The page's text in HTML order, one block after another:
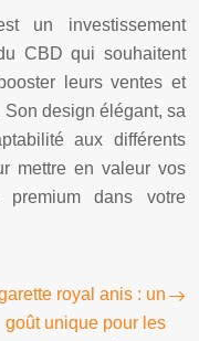
un investissement
CBD qui souhaitent
leurs ventes et
design élégant, sa
aux différents
mettre en valeur vos
dans votre
royal anis : un
goût unique pour les